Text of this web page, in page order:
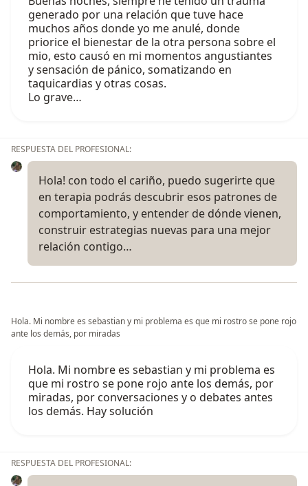
generado por una relación que tuve hace
muchos años donde yo me anulé, donde
priorice el bienestar de la otra persona sobre el
mio, esto causó en mi momentos angustiantes
y sensación de pánico, somatizando en
taquicardias y otras cosas.
Lo grave…
RESPUESTA DEL PROFESIONAL:
Hola! con todo el cariño, puedo sugerirte que
en terapia podrás descubrir esos patrones de
comportamiento, y entender de dónde vienen,
construir estrategias nuevas para una mejor
relación contigo…
Hola. Mi nombre es sebastian y mi problema es que mi rostro se pone rojo
ante los demás, por miradas
Hola. Mi nombre es sebastian y mi problema es
que mi rostro se pone rojo ante los demás, por
miradas, por conversaciones y o debates antes
los demás. Hay solución
RESPUESTA DEL PROFESIONAL: